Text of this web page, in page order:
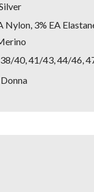
Nylon, 3% EA
40, 41/43, 44/46,